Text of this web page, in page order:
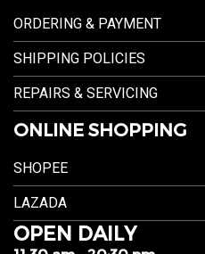
ORDERING & PAYMENT
SHIPPING POLICIES
REPAIRS & SERVICING
ONLINE SHOPPING
SHOPEE
LAZADA
OPEN DAILY